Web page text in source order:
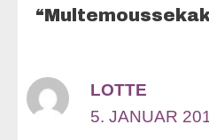
LOTTE
5. JANUAR